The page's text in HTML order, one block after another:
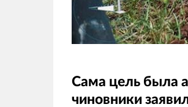
Сама цель была
чиновники